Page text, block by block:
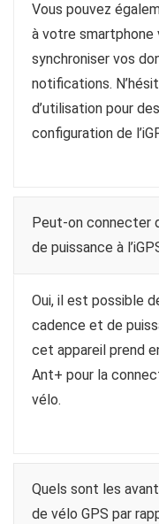
Vous pouvez
à votre smartphone
synchroniser vos
notifications.
d’utilisation pour
configuration de
Peut-on connecter
de puissance à
Oui, il est possible
cadence et de
cet appareil prend
Ant+ pour la
vélo.
Quels sont les
de vélo GPS par